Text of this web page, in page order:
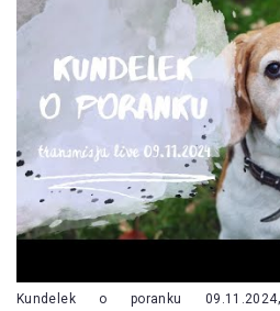
Kundelek o poranku